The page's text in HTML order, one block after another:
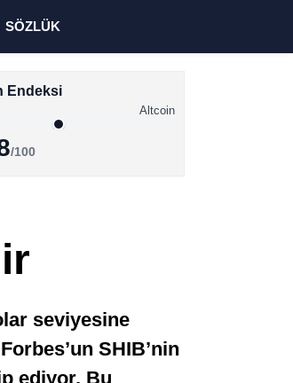
Solana Haberleri
XRP Haberleri
SÖZLÜK
Endeksi
Altcoin
/100
seviyesine
SHIB’nin
ediyor. Bu